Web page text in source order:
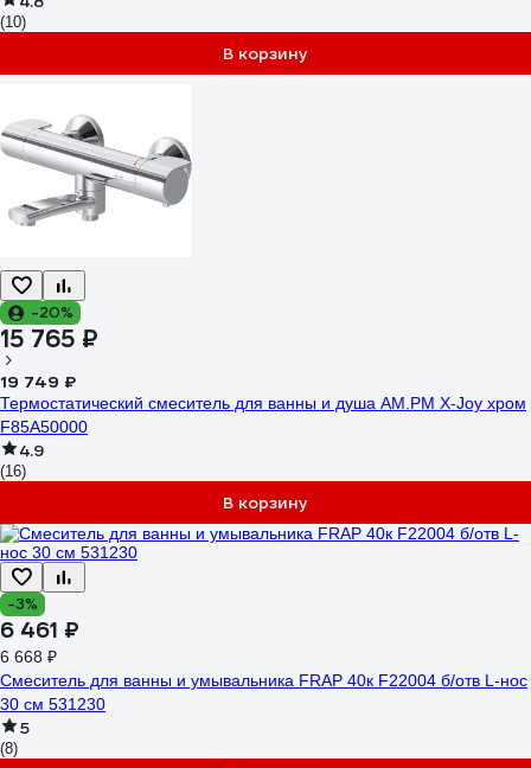
(10)
В корзину
-20%
15 765 ₽
19 749 ₽
Термостатический смеситель для ванны и душа AM.PM X-Joy хром
F85A50000
4.9
(16)
В корзину
-3%
6 461 ₽
6 668 ₽
Смеситель для ванны и умывальника FRAP 40к F22004 б/отв L-нос
30 см 531230
5
(8)